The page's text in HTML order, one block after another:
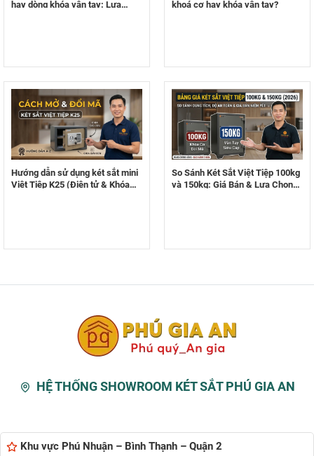
hay dòng khóa vân tay: Lựa
khoá cơ hay khóa vân tay?
Hướng dẫn sử dụng két sắt mini
Việt Tiệp K25 (Điện tử & Khóa
So Sánh Két Sắt Việt Tiệp 100kg
và 150kg: Giá Bán & Lựa Chọn
HỆ THỐNG SHOWROOM KÉT SẮT PHÚ GIA AN
Khu vực Phú Nhuận – Bình Thạnh – Quận 2